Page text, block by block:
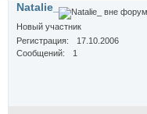
Natalie_
Новый участник
Регистрация
17.10.2006
Сообщений
1